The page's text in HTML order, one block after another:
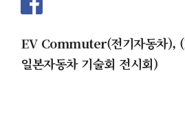
EV Commuter(전기자동차),
일본자동차 기술회 전시회)